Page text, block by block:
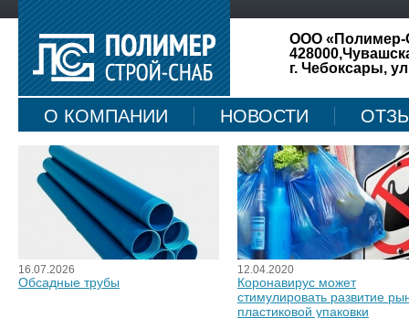
ООО «Полимер-
г. Чебоксары,
О КОМПАНИИ НОВОСТИ
КАРТА САЙТА
16.07.2026
Обсадные трубы
12.04.2020
Коронавирус может
стимулировать развитие
пластиковой упаковки